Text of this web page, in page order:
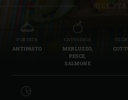
RICETTA
PORTATA
ANTIPASTO
CATEGORIA
MERLUZZO,
PESCE,
SALMONE